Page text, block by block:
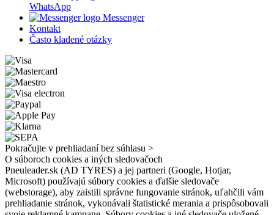
WhatsApp
Messenger
Kontakt
Často kladené otázky
Pokračujte v prehliadaní bez súhlasu >
O súboroch cookies a iných sledovačoch
Pneuleader.sk (AD TYRES) a jej partneri (Google, Hotjar,
Microsoft) používajú súbory cookies a ďalšie sledovače
(webstorage), aby zaistili správne fungovanie stránok, uľahčili vám
prehliadanie stránok, vykonávali štatistické merania a prispôsobovali